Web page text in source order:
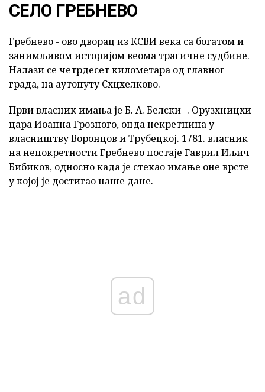
СЕЛО ГРЕБНЕВО
Гребнево - ово дворац из КСВИ века са богатом и
занимљивом историјом веома трагичне судбине.
Налази се четрдесет километара од главног
града, на аутопуту Схцхелково.
Први власник имања је Б. А. Белски -. Орузхницхи
цара Иоанна Грозного, онда некретнина у
власништву Воронцов и Трубецкој. 1781. власник
на непокретности Гребнево постаје Гаврил Иљич
Бибиков, односно када је стекао имање оне врсте
у којој је достигао наше дане.
ad